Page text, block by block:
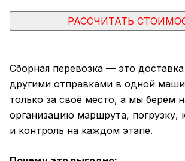
РАССЧИТАТЬ
Сборная перевозка — это доставка
другими отправками в одной
только за своё место, а мы берём
организацию маршрута, погрузку,
и контроль на каждом этапе.